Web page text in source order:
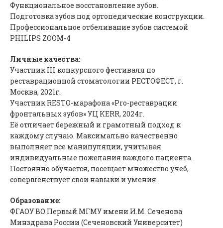
Функциональное восстановление зубов.
Подготовка зубов под ортопедические конструкции.
Профессиональное отбеливание зубов системой
PHILIPS ZOOM-4
Личные качества:
Участник III конкурсного фестиваля по
реставрационной стоматологии РЕСТОФЕСТ, г.
Москва, 2021г.
Участник RESTO-марафона «Pro-реставрации
фронтальных зубов» УЦ KERR, 2024г.
Её отличает бережный и грамотный подход к
каждому случаю. Максимально качественно
выполняет все манипуляции, учитывая
индивидуальные пожелания каждого пациента.
Постоянно обучается, посещает множество учеб,
совершенствует свои навыки и умения.
Образование:
ФГАОУ ВО Первый МГМУ имени И.М. Сеченова
Минздрава России (Сеченовский Университет)